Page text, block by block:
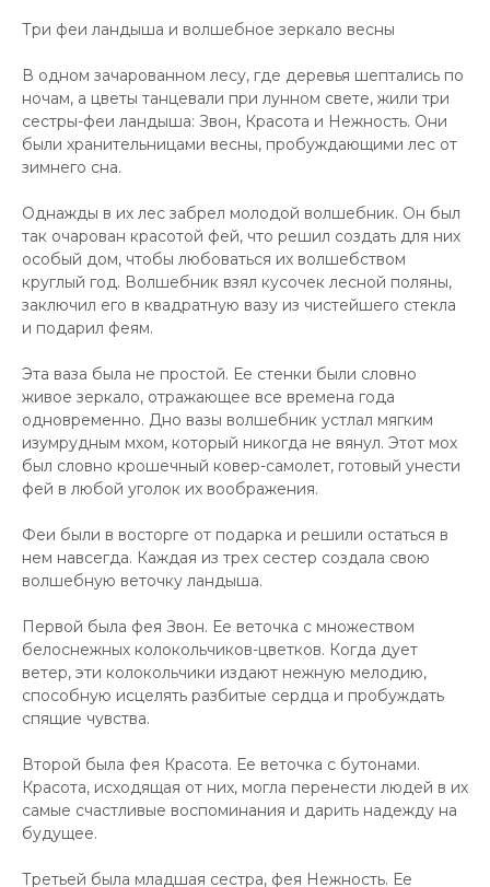
Три феи ландыша и волшебное зеркало весны
В одном зачарованном лесу, где деревья шептались по
ночам, а цветы танцевали при лунном свете, жили три
сестры-феи ландыша: Звон, Красота и Нежность. Они
были хранительницами весны, пробуждающими лес от
зимнего сна.
Однажды в их лес забрел молодой волшебник. Он был
так очарован красотой фей, что решил создать для них
особый дом, чтобы любоваться их волшебством
круглый год. Волшебник взял кусочек лесной поляны,
заключил его в квадратную вазу из чистейшего стекла
и подарил феям.
Эта ваза была не простой. Ее стенки были словно
живое зеркало, отражающее все времена года
одновременно. Дно вазы волшебник устлал мягким
изумрудным мхом, который никогда не вянул. Этот мох
был словно крошечный ковер-самолет, готовый унести
фей в любой уголок их воображения.
Феи были в восторге от подарка и решили остаться в
нем навсегда. Каждая из трех сестер создала свою
волшебную веточку ландыша.
Первой была фея Звон. Ее веточка с множеством
белоснежных колокольчиков-цветков. Когда дует
ветер, эти колокольчики издают нежную мелодию,
способную исцелять разбитые сердца и пробуждать
спящие чувства.
Второй была фея Красота. Ее веточка с бутонами.
Красота, исходящая от них, могла перенести людей в их
самые счастливые воспоминания и дарить надежду на
будущее.
Третьей была младшая сестра, фея Нежность. Ее